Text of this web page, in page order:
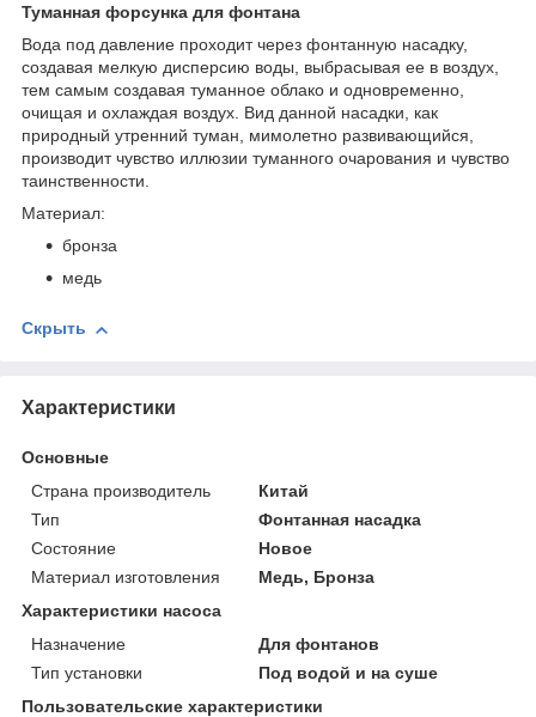
Туманная форсунка для фонтана
Вода под давление проходит через фонтанную насадку,
создавая мелкую дисперсию воды, выбрасывая ее в воздух,
тем самым создавая туманное облако и одновременно,
очищая и охлаждая воздух. Вид данной насадки, как
природный утренний туман, мимолетно развивающийся,
производит чувство иллюзии туманного очарования и чувство
таинственности.
Материал:
бронза
медь
Скрыть
Характеристики
Основные
Страна производитель
Китай
Тип
Фонтанная насадка
Состояние
Новое
Материал изготовления
Медь, Бронза
Характеристики насоса
Назначение
Для фонтанов
Тип установки
Под водой и на суше
Пользовательские характеристики